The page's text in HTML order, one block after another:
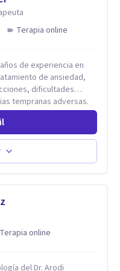
Terapia online
de experiencia en
de ansiedad,
dificultades
tempranas adversas.
confidencial y
emocional puede
regulación emocional y
trauma, psicología
también incorpora
y el trabajo
que cada
una mirada
Terapia online
del Dr. Arodi